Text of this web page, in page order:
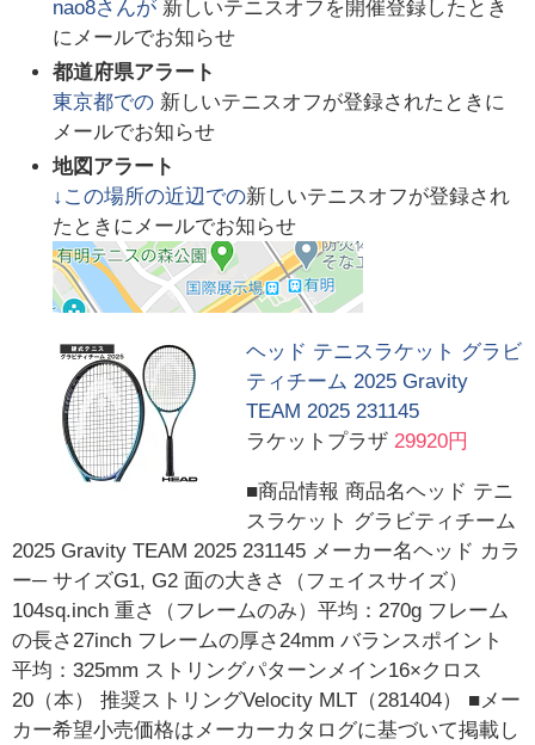
nao8さんが 新しいテニスオフを開催登録したとき
にメールでお知らせ
都道府県アラート
東京都での 新しいテニスオフが登録されたときに
メールでお知らせ
地図アラート
↓この場所の近辺での新しいテニスオフが登録され
たときにメールでお知らせ
ヘッド テニスラケット グラビ
ティチーム 2025 Gravity
TEAM 2025 231145
ラケットプラザ 29920円
■商品情報 商品名ヘッド テニ
スラケット グラビティチーム
2025 Gravity TEAM 2025 231145 メーカー名ヘッド カラ
ー─ サイズG1, G2 面の大きさ（フェイスサイズ）
104sq.inch 重さ（フレームのみ）平均：270g フレーム
の長さ27inch フレームの厚さ24mm バランスポイント
平均：325mm ストリングパターンメイン16×クロス
20（本） 推奨ストリングVelocity MLT（281404） ■メー
カー希望小売価格はメーカーカタログに基づいて掲載し